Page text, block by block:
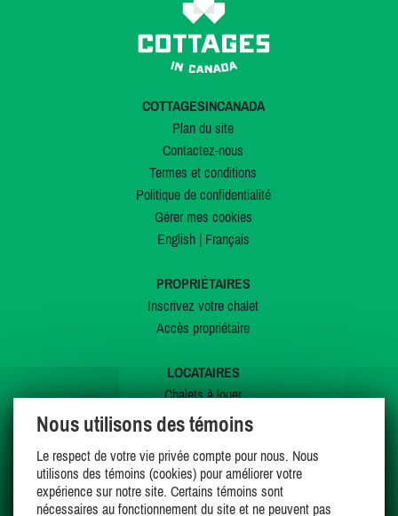
COTTAGESINCANADA
Plan du site
Contactez-nous
Termes et conditions
Politique de confidentialité
Gérer mes cookies
English| Français
PROPRIÉTAIRES
Inscrivez votre chalet
Accès propriétaire
LOCATAIRES
Chalets à louer
Chalets à vendre
Offres spéciales
Mes favoris
Nous utilisons des témoins
Le respect de votre vie privée compte pour nous. Nous
utilisons des témoins (cookies) pour améliorer votre
expérience sur notre site. Certains témoins sont
nécessaires au fonctionnement du site et ne peuvent pas